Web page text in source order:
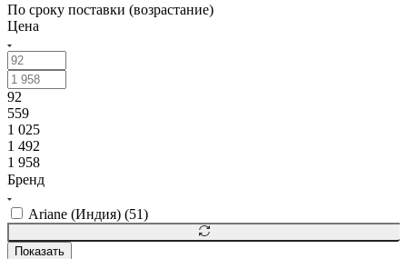
По сроку поставки (возрастание)
Цена
92
559
1 025
1 492
1 958
Бренд
Ariane (Индия) (51)
Показать